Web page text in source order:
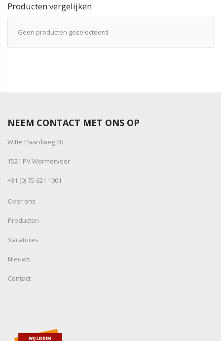
Producten vergelijken
Geen producten geselecteerd.
NEEM CONTACT MET ONS OP
Witte Paardweg 20
1521 PV Wormerveer
+31 (0) 75 621 1001
Over ons
Producten
Vacatures
Nieuws
Contact